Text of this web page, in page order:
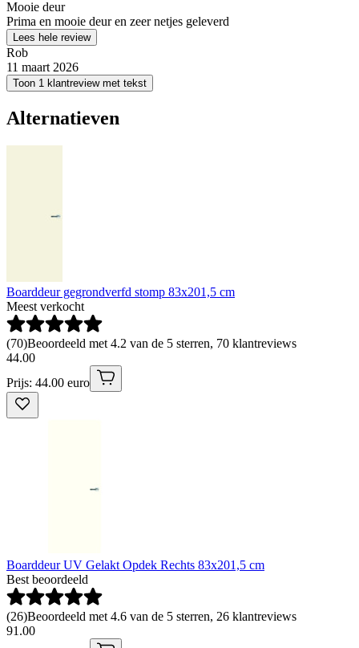
Mooie deur
Prima en mooie deur en zeer netjes geleverd
Lees hele review
Rob
11 maart 2026
Toon 1 klantreview met tekst
Alternatieven
Boarddeur gegrondverfd stomp 83x201,5 cm
Meest verkocht
(70)Beoordeeld met 4.2 van de 5 sterren, 70 klantreviews
44.00
Prijs: 44.00 euro
Boarddeur UV Gelakt Opdek Rechts 83x201,5 cm
Best beoordeeld
(26)Beoordeeld met 4.6 van de 5 sterren, 26 klantreviews
91 .00